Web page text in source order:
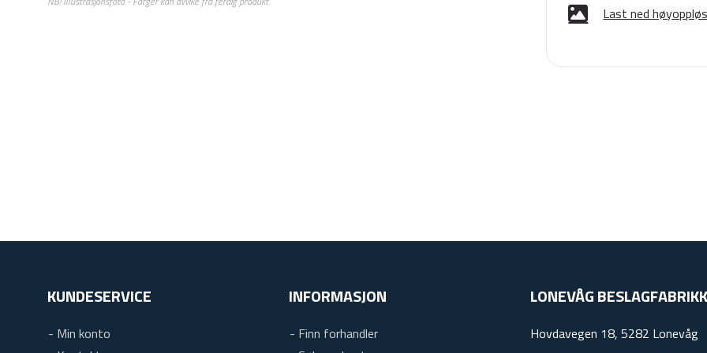
Last ned
KUNDESERVICE
- Min konto
INFORMASJON
- Finn forhandler
LONEVÅG
Hovdavegen 18, 5282 Lonevåg